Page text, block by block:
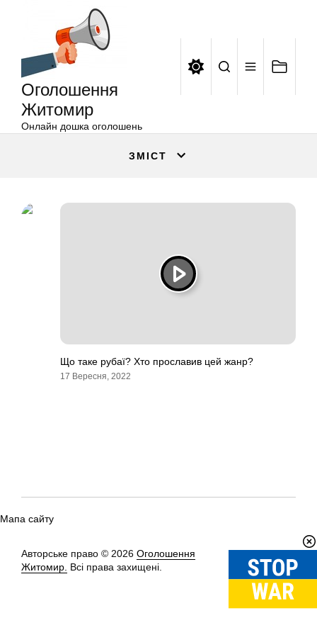
Оголошення
Житомир
Онлайн дошка оголошень
ЗМІСТ
Що таке рубаї? Хто прославив цей жанр?
17 Вересня, 2022
Мапа сайту
Авторське право © 2026 Оголошення
Житомир. Всі права захищені.
Вгору↑